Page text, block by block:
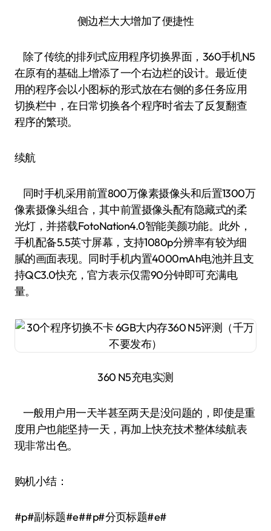
侧边栏大大增加了便捷性
除了传统的排列式应用程序切换界面，360手机N5
在原有的基础上增添了一个右边栏的设计。最近使
用的程序会以小图标的形式放在右侧的多任务应用
切换栏中，在日常切换各个程序时省去了反复翻查
程序的繁琐。
续航
同时手机采用前置800万像素摄像头和后置1300万
像素摄像头组合，其中前置摄像头配有隐藏式的柔
光灯，并搭载FotoNation4.0智能美颜功能。此外，
手机配备5.5英寸屏幕，支持1080p分辨率有较为细
腻的画面表现。同时手机内置4000mAh电池并且支
持QC3.0快充，官方表示仅需90分钟即可充满电
量。
360 N5充电实测
一般用户用一天半甚至两天是没问题的，即使是重
度用户也能坚持一天，再加上快充技术整体续航表
现非常出色。
购机小结：
#p#副标题#e##p#分页标题#e#